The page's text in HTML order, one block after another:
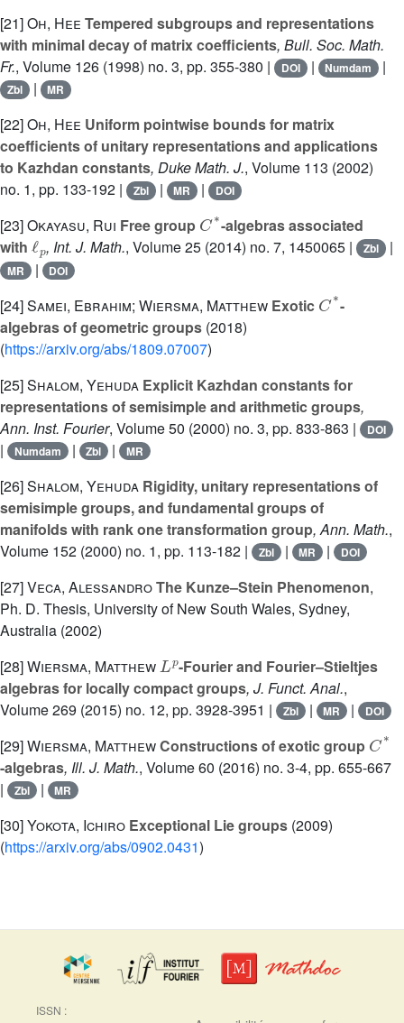
[21]Oh, Hee Tempered subgroups and representations
with minimal decay of matrix coefficients, Bull. Soc. Math.
Fr., Volume 126 (1998) no. 3, pp. 355-380 | DOI | Numdam |
Zbl | MR
[22]Oh, Hee Uniform pointwise bounds for matrix
coefficients of unitary representations and applications
to Kazhdan constants, Duke Math. J., Volume 113 (2002)
no. 1, pp. 133-192 |
Zbl | MR | DOI
[23]Okayasu, Rui Free group
*
-algebras associated
with
ℓp
, Int. J. Math., Volume 25 (2014) no. 7, 1450065 | Zbl |
MR | DOI
[24]Samei, Ebrahim; Wiersma, Matthew Exotic
*
-
algebras of geometric groups (2018)
(https://arxiv.org/abs/1809.07007)
[25]Shalom, Yehuda Explicit Kazhdan constants for
representations of semisimple and arithmetic groups,
Ann. Inst. Fourier, Volume 50 (2000) no. 3, pp. 833-863 | DOI
| Numdam | Zbl | MR
[26]Shalom, Yehuda Rigidity, unitary representations of
semisimple groups, and fundamental groups of
manifolds with rank one transformation group, Ann. Math.,
Volume 152 (2000) no. 1, pp. 113-182 | Zbl | MR | DOI
[27]Veca, AlessandroThe Kunze–Stein Phenomenon,
Ph. D. Thesis, University of New South Wales, Sydney,
Australia (2002)
[28]Wiersma, Matthew
-Fourier and Fourier–Stieltjes
algebras for locally compact groups, J. Funct. Anal.,
Volume 269 (2015) no. 12, pp. 3928-3951 | Zbl | MR | DOI
[29]Wiersma, MatthewConstructions of exotic group
*
-algebras, Ill. J. Math., Volume 60 (2016) no. 3-4, pp. 655-667
|
Zbl | MR
[30]Yokota, Ichiro Exceptional Lie groups (2009)
(https://arxiv.org/abs/0902.0431)
ISSN :